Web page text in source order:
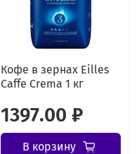
Кофе в зернах Eilles
Caffe Crema 1 кг
1397.00 ₽
В корзину